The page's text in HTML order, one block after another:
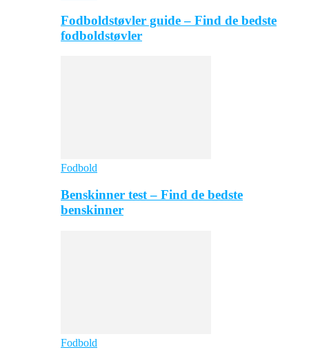
Fodboldstøvler guide – Find de bedste
fodboldstøvler
Fodbold
Benskinner test – Find de bedste
benskinner
Fodbold